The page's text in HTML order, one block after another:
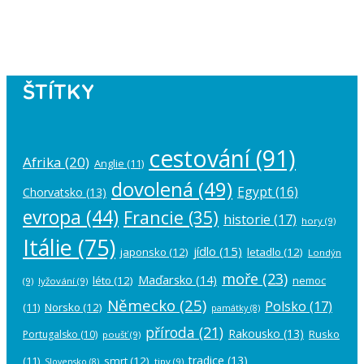
ŠTÍTKY
Afrika (20) Anglie (11) cestování(91)
Chorvatsko (13) dovolená (49) Egypt(16)
evropa (44) Francie (35) historie (17) hory (9)
Itálie (75) japonsko (12) jídlo (15) letadlo (12) Londýn
(9) lyžování (9) léto (12) Maďarsko (14) moře (23) nemoc
(11) Norsko (12) Německo (25) památky(8) Polsko (17)
Portugalsko (10) poušť(9) příroda (21) Rakousko (13) Rusko
(11) Slovensko (8) smrt(12) tipy (9) tradice (13)